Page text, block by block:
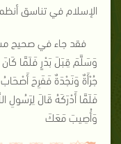
الإسلام في تناسق
فقد جاء في صحيح
وَسَلَّمَ قِبَلَ بَدْرٍ فَلَمَّا كَانَ
جُرْأَةٌ وَنَجْدَةٌ فَفَرِحَ
فَلَمَّا أَدْرَكَهُ قَالَ لِرَسُولِ
وَأُصِيبَ مَعَكَ